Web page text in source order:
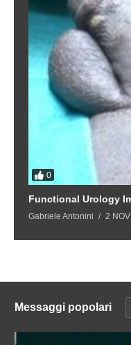
0
Functional Urology
Gabriele Antonini 2
Messaggi popolari